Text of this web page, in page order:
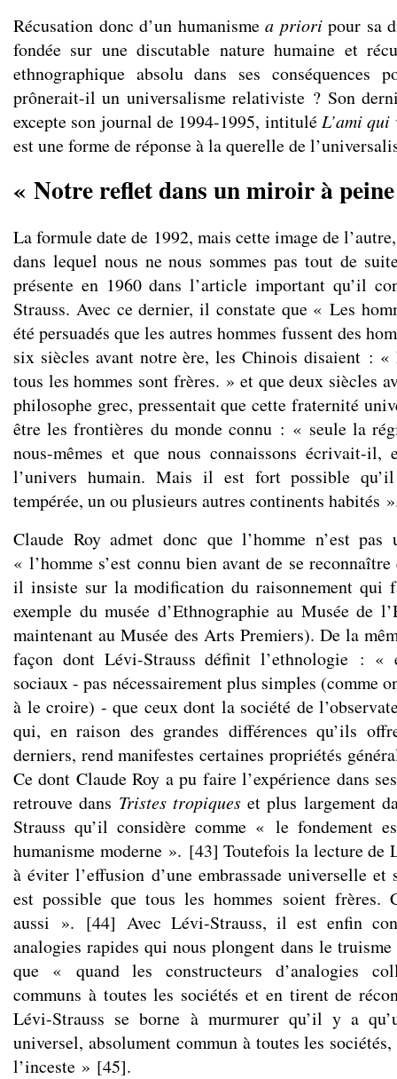
Récusation donc d’un humanismea prioripour sa
fondée sur une discutable nature humaine et
ethnographique absolu dans ses conséquences
prônerait-il un universalisme relativiste ? Son
excepte son journal de 1994-1995, intitulé L’ami
est une forme de réponse à la querelle de
« Notre reflet dans un miroir à
La formule date de 1992, mais cette image de
dans lequel nous ne nous sommes pas tout de
présente en 1960 dans l’article important qu’il
Strauss. Avec ce dernier, il constate que « Les
été persuadés que les autres hommes fussent des
six siècles avant notre ère, les Chinois disaient : «
tous les hommes sont frères. » et que deux siècles
philosophe grec, pressentait que cette fraternité
être les frontières du monde connu : « seule la
nous-mêmes et que nous connaissons écrivait-il,
l’univers humain. Mais il est fort possible
tempérée, un ou plusieurs autres continents habités
Claude Roy admet donc que l’homme n’est pas
« l’homme s’est connu bien avant de se
il insiste sur la modification du raisonnement qui
exemple du musée d’Ethnographie au Musée de
maintenant au Musée des Arts Premiers). De la
façon dont Lévi-Strauss définit l’ethnologie : «
sociaux - pas nécessairement plus simples (comme
à le croire) - que ceux dont la société de
qui, en raison des grandes différences qu’ils
derniers, rend manifestes certaines propriétés
Ce dont Claude Roy a pu faire l’expérience dans
retrouve dans Tristes tropiqueset plus largement
Strauss qu’il considère comme « le fondement
humanisme moderne ». [43] Toutefois la lecture de
à éviter l’effusion d’une embrassade universelle
est possible que tous les hommes soient frères.
aussi ». [44] Avec Lévi-Strauss, il est enfin
analogies rapides qui nous plongent dans le
que « quand les constructeurs d’analogies
communs à toutes les sociétés et en tirent de
Lévi-Strauss se borne à murmurer qu’il y a
universel, absolument commun à toutes les
l’inceste » [45].